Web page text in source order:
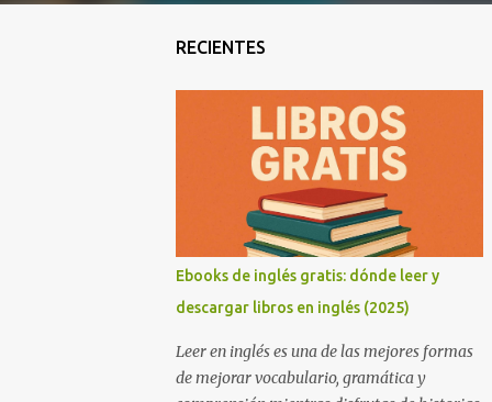
RECIENTES
Ebooks de inglés gratis: dónde leer y
descargar libros en inglés (2025)
Leer en inglés es una de las mejores formas
de mejorar vocabulario, gramática y